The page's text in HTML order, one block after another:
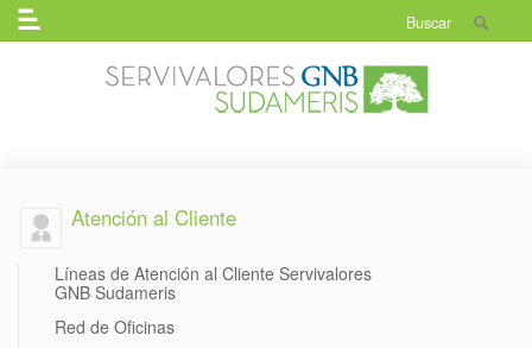
Atención al Cliente
Líneas de Atención al Cliente Servivalores
GNB Sudameris
Red de Oficinas